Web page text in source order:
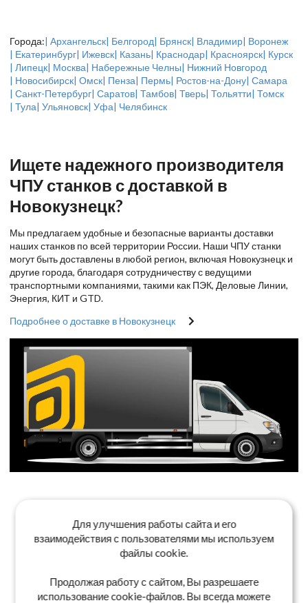
Города:| Архангельск| Белгород| Брянск| Владимир| Воронеж
| Екатеринбург| Ижевск| Казань| Краснодар| Красноярск| Курск
| Липецк| Москва| Набережные Челны| Нижний Новгород
| Новосибирск| Омск| Пенза| Пермь| Ростов-на-Дону| Самара
| Санкт-Петербург| Саратов| Тамбов| Тверь| Тольятти| Томск
| Тула| Ульяновск| Уфа| Челябинск
Ищете надежного производителя
ЧПУ станков с доставкой в
Новокузнецк?
Мы предлагаем удобные и безопасные варианты доставки
наших станков по всей территории России. Наши ЧПУ станки
могут быть доставлены в любой регион, включая Новокузнецк и
другие города, благодаря сотрудничеству с ведущими
транспортными компаниями, такими как ПЭК, Деловые Линии,
Энергия, КИТ и GTD.
Подробнее о доставке в Новокузнецк
Для улучшения работы сайта и его
взаимодействия с пользователями мы используем
файлы cookie.
Продолжая работу с сайтом, Вы разрешаете
использование cookie-файлов. Вы всегда можете